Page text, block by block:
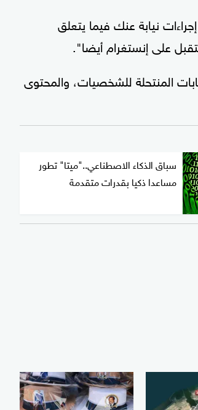
نيابة عنك فيما يتعلق
على إنستغرام أيضا".
المنتحلة للشخصيات، والمحتوى
سباق الذكاء الاصطناعي.."ميتا" تطور
مساعدا ذكيا بقدرات متقدمة